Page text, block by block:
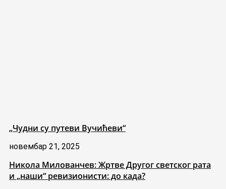
„Чудни су путеви Вучићеви“
новембар 21, 2025
Никола Милованчев: Жртве Другог светског рата
и „наши“ ревизионисти: до када?